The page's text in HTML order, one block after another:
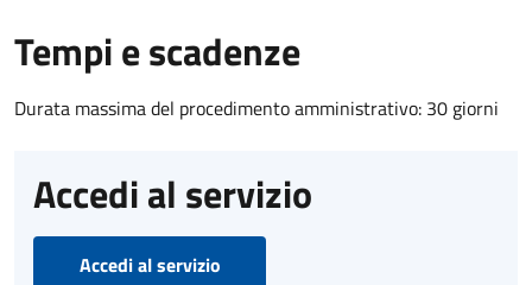
Tempi e scadenze
Durata massima del procedimento amministrativo: 30 giorni
Accedi al servizio
Accedi al servizio